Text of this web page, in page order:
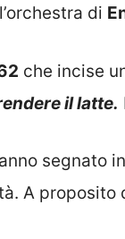
di
che incise
il latte.
segnato
A proposito